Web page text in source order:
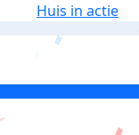
Huis in actie